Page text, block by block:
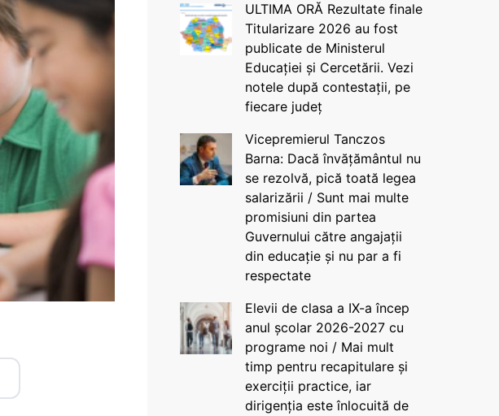
ULTIMA ORĂ Rezultate finale
Titularizare 2026 au fost
publicate de Ministerul
Educației și Cercetării. Vezi
notele după contestații, pe
fiecare județ
Vicepremierul Tanczos
Barna: Dacă învățământul nu
se rezolvă, pică toată legea
salarizării / Sunt mai multe
promisiuni din partea
Guvernului către angajații
din educație și nu par a fi
respectate
Elevii de clasa a IX-a încep
anul școlar 2026-2027 cu
programe noi / Mai mult
timp pentru recapitulare și
exerciții practice, iar
dirigenția este înlocuită de